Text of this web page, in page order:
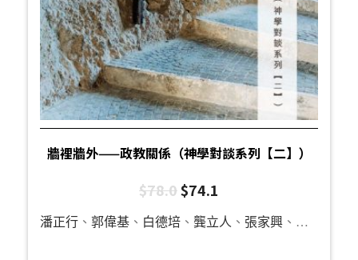
牆裡牆外——政教關係（神學對談系列【二】）
$78.0$74.1
潘正行 、 郭偉基 、 白德培 、 龔立人 、 張家興 、 羅秉祥